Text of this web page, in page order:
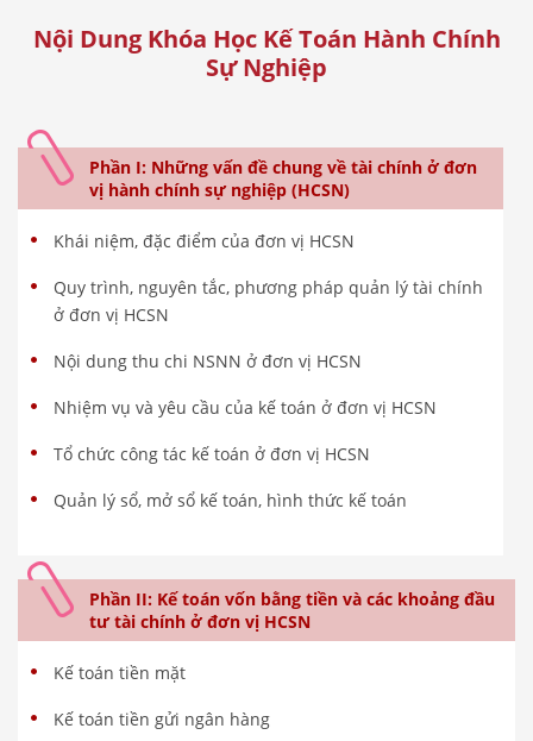
Nội Dung Khóa Học Kế Toán Hành Chính
Sự Nghiệp
Phần I: Những vấn đề chung về tài chính ở đơn
vị hành chính sự nghiệp (HCSN)
Khái niệm, đặc điểm của đơn vị HCSN
Quy trình, nguyên tắc, phương pháp quản lý tài chính
ở đơn vị HCSN
Nội dung thu chi NSNN ở đơn vị HCSN
Nhiệm vụ và yêu cầu của kế toán ở đơn vị HCSN
Tổ chức công tác kế toán ở đơn vị HCSN
Quản lý sổ, mở sổ kế toán, hình thức kế toán
Phần II: Kế toán vốn bằng tiền và các khoảng đầu
tư tài chính ở đơn vị HCSN
Kế toán tiền mặt
Kế toán tiền gửi ngân hàng